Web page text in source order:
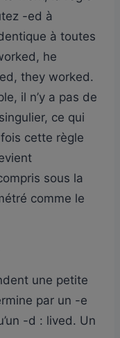
-ed à
à toutes
he
they worked.
il n’y a pas de
ce qui
cette règle
sous la
comme le
une petite
par un -e
-d : lived. Un